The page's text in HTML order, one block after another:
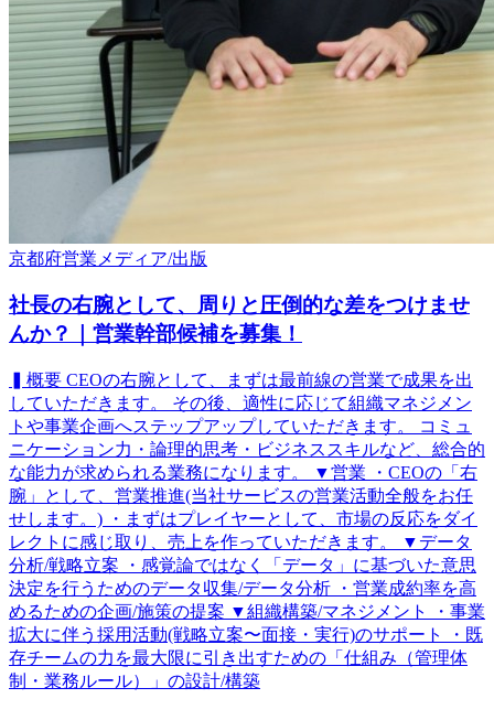
京都府営業 メディア/出版
社長の右腕として、周りと圧倒的な差をつけませ
んか？｜営業幹部候補を募集！
▍概要 CEOの右腕として、まずは最前線の営業で成果を出
していただきます。 その後、適性に応じて組織マネジメン
トや事業企画へステップアップしていただきます。 コミュ
ニケーション力・論理的思考・ビジネススキルなど、総合的
な能力が求められる業務になります。 ▼営業 ・CEOの「右
腕」として、営業推進(当社サービスの営業活動全般をお任
せします。) ・まずはプレイヤーとして、市場の反応をダイ
レクトに感じ取り、売上を作っていただきます。 ▼データ
分析/戦略立案 ・感覚論ではなく「データ」に基づいた意思
決定を行うためのデータ収集/データ分析 ・営業成約率を高
めるための企画/施策の提案 ▼組織構築/マネジメント ・事業
拡大に伴う採用活動(戦略立案〜面接・実行)のサポート ・既
存チームの力を最大限に引き出すための「仕組み（管理体
制・業務ルール）」の設計/構築